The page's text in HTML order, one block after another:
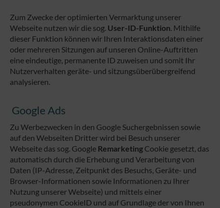
Zum Zwecke der optimierten Vermarktung unserer
Webseite nutzen wir die sog. User-ID-Funktion. Mithilfe
dieser Funktion können wir Ihren Interaktionsdaten einer
oder mehreren Sitzungen auf unseren Online-Auftritten
eine eindeutige, permanente ID zuweisen und somit Ihr
Nutzerverhalten geräte- und sitzungsüberübergreifend
analysieren.
Google Ads
Zu Werbezwecken in den Google Suchergebnissen sowie
auf den Webseiten Dritter wird bei Besuch unserer
Webseite das sog. Google Remarketing Cookie gesetzt, das
automatisch durch die Erhebung und Verarbeitung von
Daten (IP-Adresse, Zeitpunkt des Besuchs, Geräte- und
Browser-Informationen sowie Informationen zu Ihrer
Nutzung unserer Webseite) und mittels einer
pseudonymen CookieID und auf Grundlage der von Ihnen